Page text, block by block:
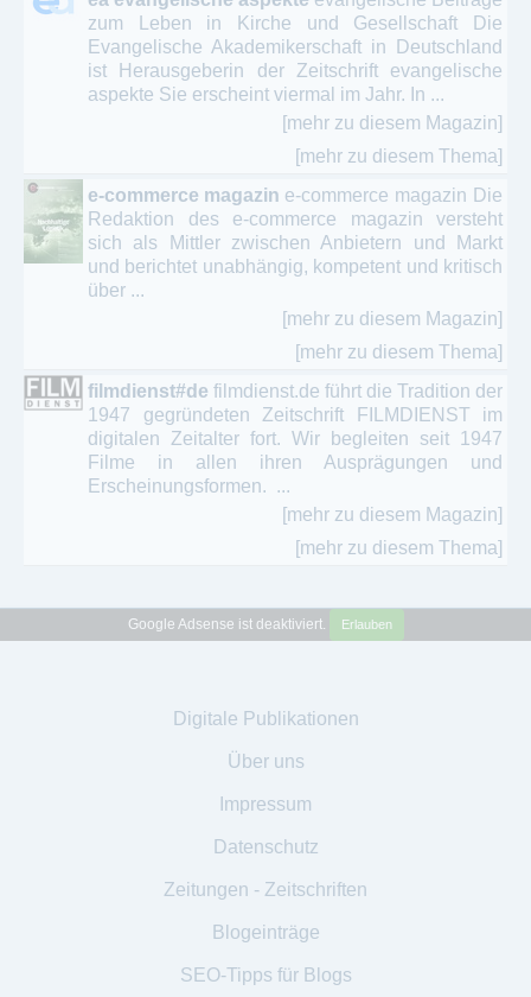
zum Leben in Kirche und Gesellschaft Die
Evangelische Akademikerschaft in Deutschland
ist Herausgeberin der Zeitschrift evangelische
aspekte Sie erscheint viermal im Jahr. In ...
[mehr zu diesem Magazin]
[mehr zu diesem Thema]
e-commerce magazin e-commerce magazin Die
Redaktion des e-commerce magazin versteht
sich als Mittler zwischen Anbietern und Markt
und berichtet unabhängig, kompetent und kritisch
über ...
[mehr zu diesem Magazin]
[mehr zu diesem Thema]
filmdienst#de filmdienst.de führt die Tradition der
1947 gegründeten Zeitschrift FILMDIENST im
digitalen Zeitalter fort. Wir begleiten seit 1947
Filme in allen ihren Ausprägungen und
Erscheinungsformen. ...
[mehr zu diesem Magazin]
[mehr zu diesem Thema]
Google Adsense ist deaktiviert. Erlauben
Digitale Publikationen
Über uns
Impressum
Datenschutz
Zeitungen - Zeitschriften
Blogeinträge
SEO-Tipps für Blogs